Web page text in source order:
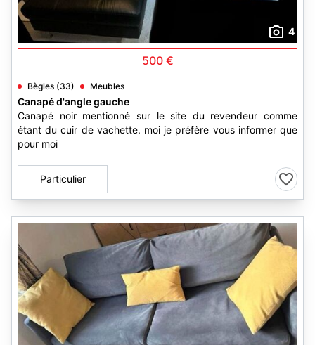
4
500 €
Bègles (33) Meubles
Canapé d'angle gauche
Canapé noir mentionné sur le site du revendeur comme
étant du cuir de vachette. moi je préfère vous informer que
pour moi
Particulier